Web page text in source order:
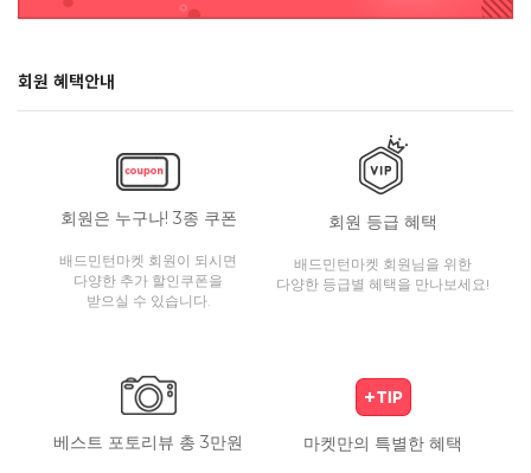
회원 혜택안내
회원은 누구나! 3종 쿠폰
배드민턴마켓 회원이 되시면
다양한 추가 할인쿠폰을
받으실 수 있습니다.
회원 등급 혜택
배드민턴마켓 회원님을 위한
다양한 등급별 혜택을 만나보세요!
베스트 포토리뷰 총 3만원 마켓만의 특별한 혜택